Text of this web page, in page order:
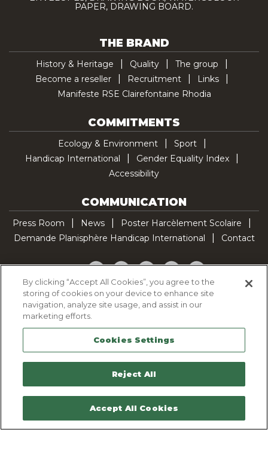
PAPER, DRAWING BOARD.
THE BRAND
History & Heritage Quality
The group
Become a reseller
Recruitment
Links
Manifeste RSE Clairefontaine Rhodia
COMMITMENTS
Ecology & Environment
Sport
Handicap International
Gender Equality Index
Accessibility
COMMUNICATION
Press Room News
Poster Harcèlement Scolaire
Demande Planisphère Handicap International
Contact
Facebook
TwitterYouTubePinterestTikTok
Cookie Policy
Legal Notice
Sitemap
Contactez-nous
By clicking “Accept All Cookies”, you agree to the
storing of cookies on your device to enhance site
navigation, analyze site usage, and assist in our
marketing efforts.
Cookies Settings
Reject All
Accept All Cookies